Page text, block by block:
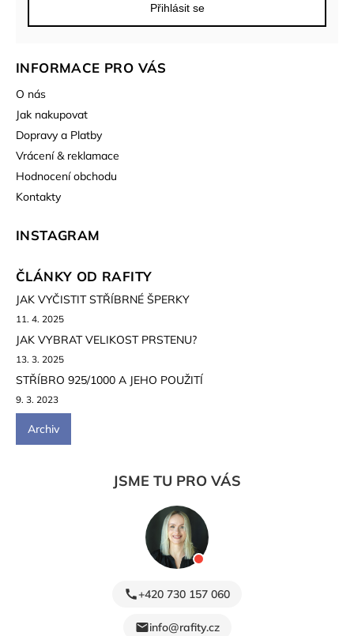
INFORMACE PRO VÁS
O nás
Jak nakupovat
Dopravy a Platby
Vrácení & reklamace
Hodnocení obchodu
Kontakty
Přihlásit se
INSTAGRAM
ČLÁNKY OD RAFITY
JAK VYČISTIT STŘÍBRNÉ ŠPERKY
11. 4. 2025
JAK VYBRAT VELIKOST PRSTENU?
13. 3. 2025
STŘÍBRO 925/1000 A JEHO POUŽITÍ
9. 3. 2023
Archiv
JSME TU PRO VÁS
+420 730 157 060
info@rafity.cz